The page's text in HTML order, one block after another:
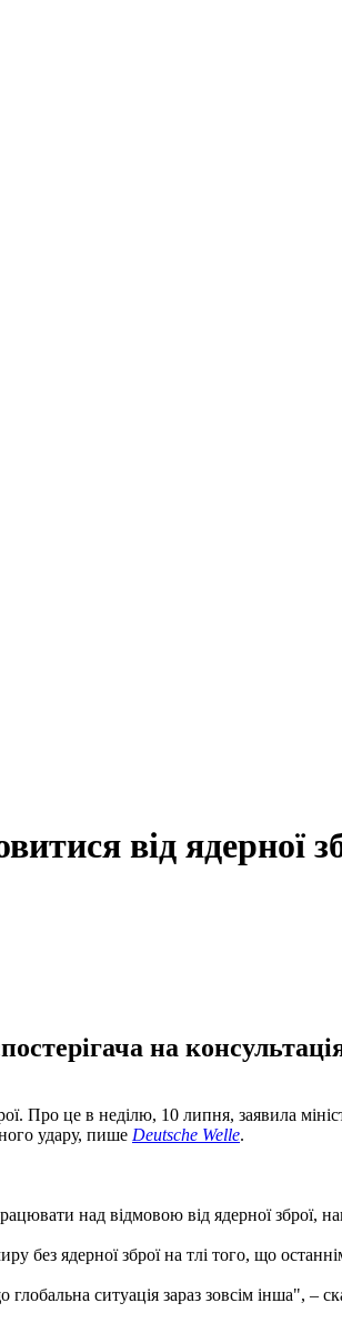
від ядерної
на
Про це в неділю, 10 липня, заявила
удару, пише Deutsche Welle.
над відмовою від ядерної зброї,
ядерної зброї на тлі того, що
ситуація зараз зовсім інша", –